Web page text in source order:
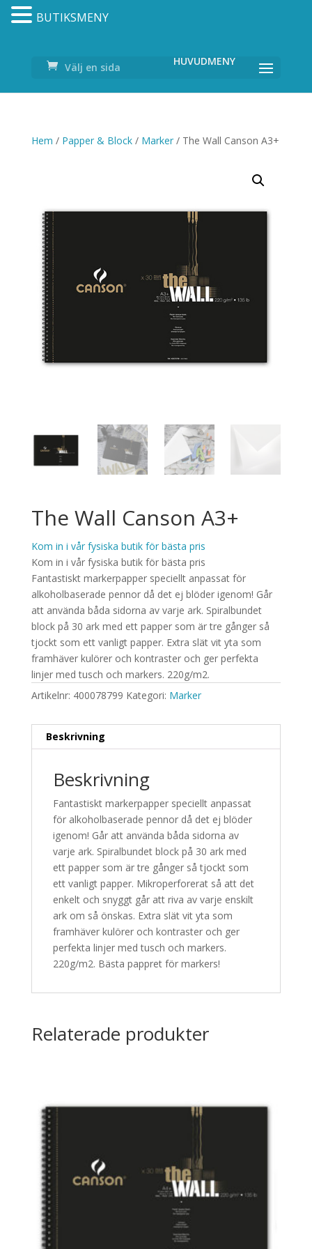
Välj en sida
Hem / Papper & Block/ Marker/ The Wall Canson A3+
The Wall Canson A3+
Kom in i vår fysiska butik för bästa pris
Kom in i vår fysiska butik för bästa pris
Fantastiskt markerpapper speciellt anpassat för
alkoholbaserade pennor då det ej blöder igenom! Går
att använda båda sidorna av varje ark. Spiralbundet
block på 30 ark med ett papper som är tre gånger så
tjockt som ett vanligt papper. Extra slät vit yta som
framhäver kulörer och kontraster och ger perfekta
linjer med tusch och markers. 220g/m2.
Artikelnr: 400078799 Kategori: Marker
Beskrivning
Beskrivning
Fantastiskt markerpapper speciellt anpassat
för alkoholbaserade pennor då det ej blöder
igenom! Går att använda båda sidorna av
varje ark. Spiralbundet block på 30 ark med
ett papper som är tre gånger så tjockt som
ett vanligt papper. Mikroperforerat så att det
enkelt och snyggt går att riva av varje enskilt
ark om så önskas. Extra slät vit yta som
framhäver kulörer och kontraster och ger
perfekta linjer med tusch och markers.
220g/m2. Bästa pappret för markers!
Relaterade produkter
BUTIKSMENY